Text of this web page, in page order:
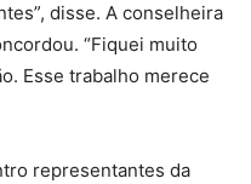
disse. A conselheira
“Fiquei muito
Esse trabalho merece
representantes da